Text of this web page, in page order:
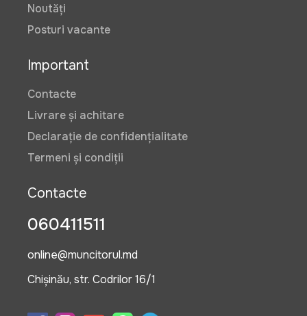
Noutăți
Posturi vacante
Important
Contacte
Livrare și achitare
Declarație de confidențialitate
Termeni și condiții
Contacte
060411511
online@muncitorul.md
Chișinău, str. Codrilor 16/1